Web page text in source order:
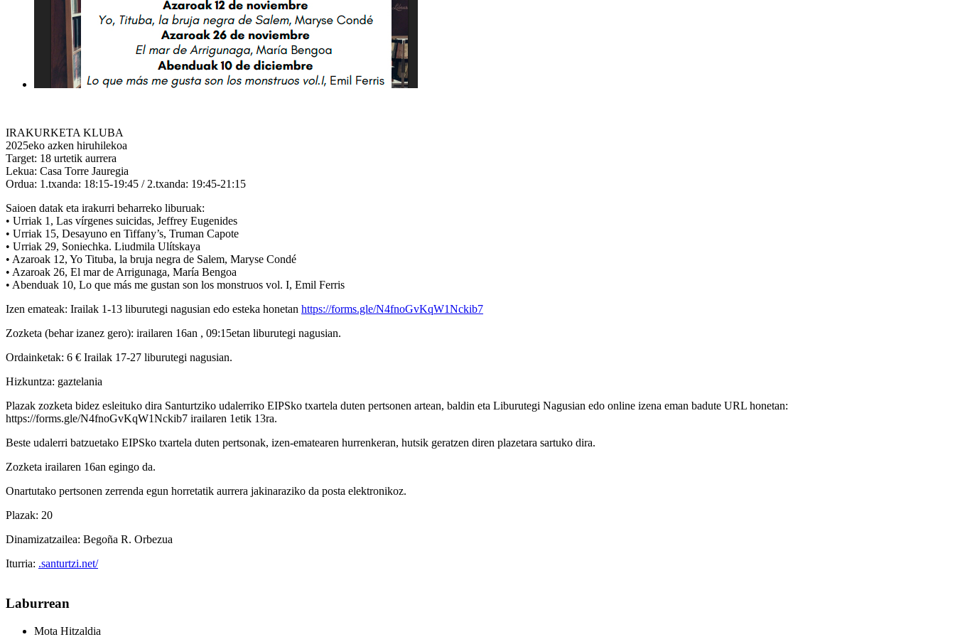
IRAKURKETA KLUBA
2025eko azken hiruhilekoa
Target: 18 urtetik aurrera
Lekua: Casa Torre Jauregia
Ordua: 1.txanda: 18:15-19:45 / 2.txanda: 19:45-21:15
Saioen datak eta irakurri beharreko liburuak:
• Urriak 1, Las vírgenes suicidas, Jeffrey Eugenides
• Urriak 15, Desayuno en Tiffany’s, Truman Capote
• Urriak 29, Soniechka. Liudmila Ulítskaya
• Azaroak 12, Yo Tituba, la bruja negra de Salem, Maryse Condé
• Azaroak 26, El mar de Arrigunaga, María Bengoa
• Abenduak 10, Lo que más me gustan son los monstruos vol. I, Emil Ferris
Izen emateak: Irailak 1-13 liburutegi nagusian edo esteka honetan https://forms.gle/N4fnoGvKqW1Nckib7
Zozketa (behar izanez gero): irailaren 16an , 09:15etan liburutegi nagusian.
Ordainketak: 6 € Irailak 17-27 liburutegi nagusian.
Hizkuntza: gaztelania
Plazak zozketa bidez esleituko dira Santurtziko udalerriko EIPSko txartela duten pertsonen artean, baldin eta Liburutegi Nagusian edo online izena eman badute URL honetan:
https://forms.gle/N4fnoGvKqW1Nckib7 irailaren 1etik 13ra.
Beste udalerri batzuetako EIPSko txartela duten pertsonak, izen-ematearen hurrenkeran, hutsik geratzen diren plazetara sartuko dira.
Zozketa irailaren 16an egingo da.
Onartutako pertsonen zerrenda egun horretatik aurrera jakinaraziko da posta elektronikoz.
Plazak: 20
Dinamizatzailea: Begoña R. Orbezua
Iturria: .santurtzi.net/
Laburrean
Mota Hitzaldia